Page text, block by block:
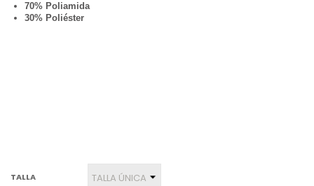
70% Poliamida
30% Poliéster
TALLA